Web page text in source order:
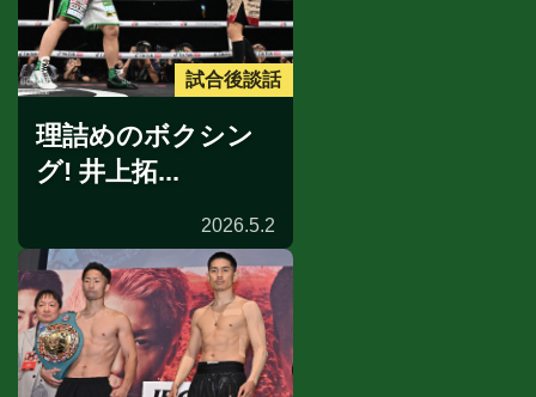
試合後談話
理詰めのボクシン
グ! 井上拓...
2026.5.2